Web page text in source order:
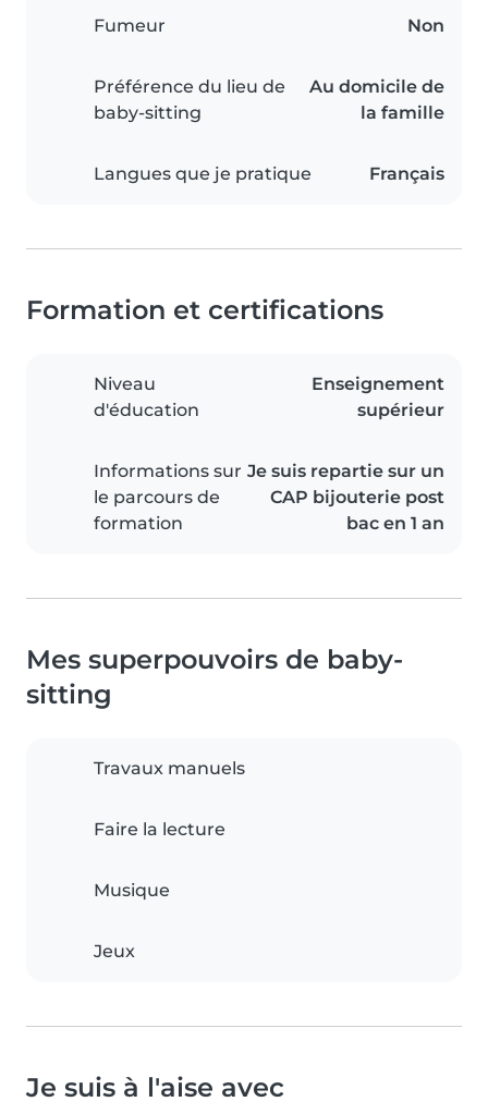
Fumeur Non
Préférence du lieu de
baby-sitting
Au domicile de
la famille
Langues que je pratique Français
Formation et certifications
Niveau
d'éducation
Enseignement
supérieur
Informations sur
le parcours de
formation
Je suis repartie sur un
CAP bijouterie post
bac en 1 an
Mes superpouvoirs de baby-
sitting
Travaux manuels
Faire la lecture
Musique
Jeux
Je suis à l'aise avec